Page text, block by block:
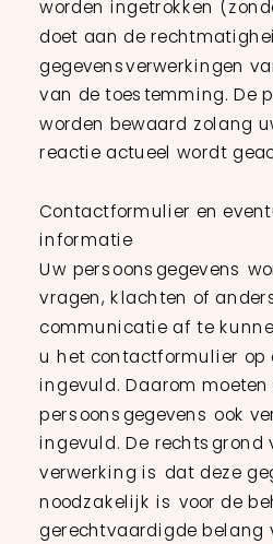
worden ingetrokken
doet aan de
gegevensverwerkingen
van de toestemming. De
worden bewaard zolang
reactie actueel wordt
Contactformulier en
informatie
Uw persoonsgegevens
vragen, klachten of
communicatie af te
u het contactformulier op
ingevuld. Daarom moeten
persoonsgegevens ook
ingevuld. De rechtsgrond
verwerking is dat deze
noodzakelijk is voor de
gerechtvaardigde belang